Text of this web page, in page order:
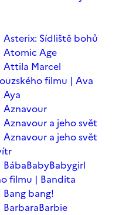
Sídliště bohů
Atomic Age
Attila Marcel
filmu | Ava
Aya
Aznavour
a jeho svět
a jeho svět
BabyBabygirl
filmu | Bandita
bang!
Barbie